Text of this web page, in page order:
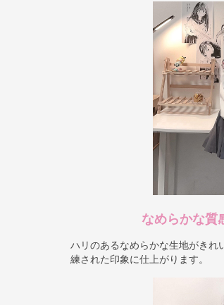
なめらかな質
ハリのあるなめらかな生地がきれ
練された印象に仕上がります。